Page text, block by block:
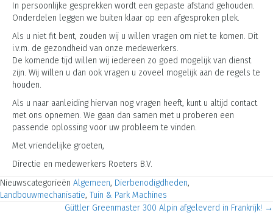
In persoonlijke gesprekken wordt een gepaste afstand gehouden.
Onderdelen leggen we buiten klaar op een afgesproken plek.
Als u niet fit bent, zouden wij u willen vragen om niet te komen. Dit
i.v.m. de gezondheid van onze medewerkers.
De komende tijd willen wij iedereen zo goed mogelijk van dienst
zijn. Wij willen u dan ook vragen u zoveel mogelijk aan de regels te
houden.
Als u naar aanleiding hiervan nog vragen heeft, kunt u altijd contact
met ons opnemen. We gaan dan samen met u proberen een
passende oplossing voor uw probleem te vinden.
Met vriendelijke groeten,
Directie en medewerkers Roeters B.V.
Nieuwscategorieën Algemeen, Dierbenodigdheden,
Landbouwmechanisatie, Tuin & Park Machines
Güttler Greenmaster 300 Alpin afgeleverd in Frankrijk! →